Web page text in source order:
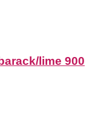
lime 900